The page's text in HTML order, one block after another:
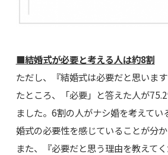
■結婚式が必要と考える人は約8割
ただし、『結婚式は必要だと思いま
たところ、「必要」と答えた人が
ました。6割の人がナシ婚を考えてい
婚式の必要性を感じていることが分か
また、『必要だと思う理由を教えて